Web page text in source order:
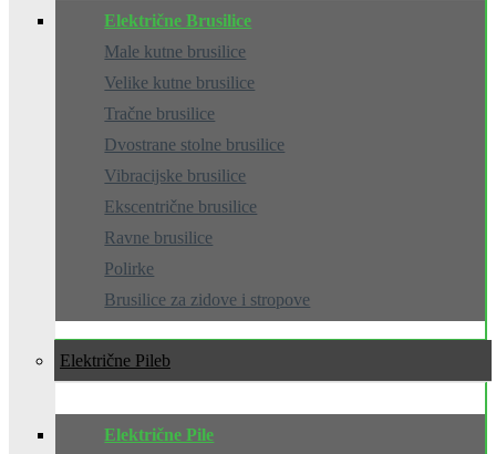
Električne Brusilice
Male kutne brusilice
Velike kutne brusilice
Tračne brusilice
Dvostrane stolne brusilice
Vibracijske brusilice
Ekscentrične brusilice
Ravne brusilice
Polirke
Brusilice za zidove i stropove
Električne Pile
Električne Pile